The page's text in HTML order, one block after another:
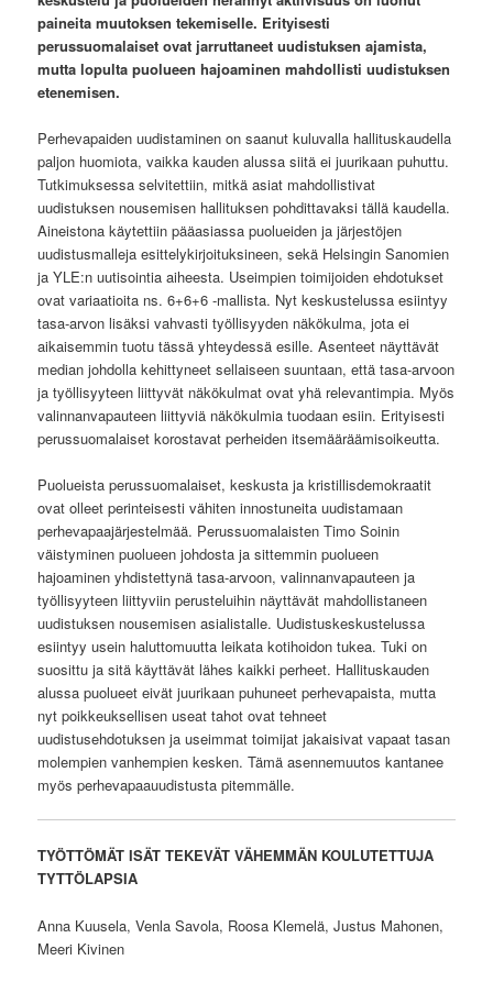
paineita muutoksen tekemiselle. Erityisesti
perussuomalaiset ovat jarruttaneet uudistuksen ajamista,
mutta lopulta puolueen hajoaminen mahdollisti uudistuksen
etenemisen.
Perhevapaiden uudistaminen on saanut kuluvalla hallituskaudella
paljon huomiota, vaikka kauden alussa siitä ei juurikaan puhuttu.
Tutkimuksessa selvitettiin, mitkä asiat mahdollistivat
uudistuksen nousemisen hallituksen pohdittavaksi tällä kaudella.
Aineistona käytettiin pääasiassa puolueiden ja järjestöjen
uudistusmalleja esittelykirjoituksineen, sekä Helsingin Sanomien
ja YLE:n uutisointia aiheesta. Useimpien toimijoiden ehdotukset
ovat variaatioita ns. 6+6+6 -mallista. Nyt keskustelussa esiintyy
tasa-arvon lisäksi vahvasti työllisyyden näkökulma, jota ei
aikaisemmin tuotu tässä yhteydessä esille. Asenteet näyttävät
median johdolla kehittyneet sellaiseen suuntaan, että tasa-arvoon
ja työllisyyteen liittyvät näkökulmat ovat yhä relevantimpia. Myös
valinnanvapauteen liittyviä näkökulmia tuodaan esiin. Erityisesti
perussuomalaiset korostavat perheiden itsemääräämisoikeutta.
Puolueista perussuomalaiset, keskusta ja kristillisdemokraatit
ovat olleet perinteisesti vähiten innostuneita uudistamaan
perhevapaajärjestelmää. Perussuomalaisten Timo Soinin
väistyminen puolueen johdosta ja sittemmin puolueen
hajoaminen yhdistettynä tasa-arvoon, valinnanvapauteen ja
työllisyyteen liittyviin perusteluihin näyttävät mahdollistaneen
uudistuksen nousemisen asialistalle. Uudistuskeskustelussa
esiintyy usein haluttomuutta leikata kotihoidon tukea. Tuki on
suosittu ja sitä käyttävät lähes kaikki perheet. Hallituskauden
alussa puolueet eivät juurikaan puhuneet perhevapaista, mutta
nyt poikkeuksellisen useat tahot ovat tehneet
uudistusehdotuksen ja useimmat toimijat jakaisivat vapaat tasan
molempien vanhempien kesken. Tämä asennemuutos kantanee
myös perhevapaauudistusta pitemmälle.
TYÖTTÖMÄT ISÄT TEKEVÄT VÄHEMMÄN KOULUTETTUJA
TYTTÖLAPSIA
Anna Kuusela, Venla Savola, Roosa Klemelä, Justus Mahonen,
Meeri Kivinen